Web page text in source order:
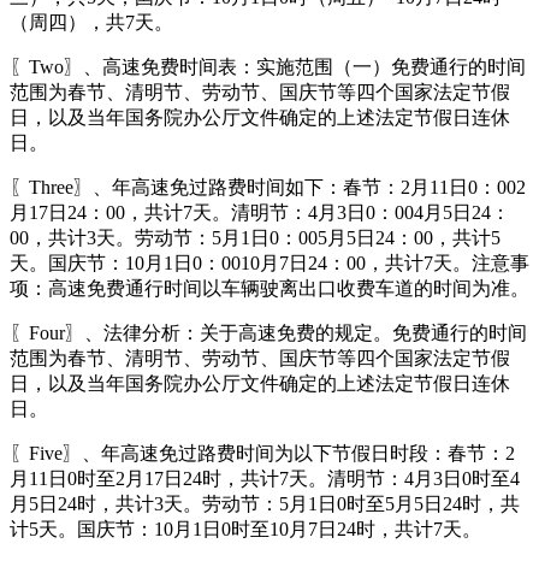
（周四），共7天。
〖Two〗、高速免费时间表：实施范围（一）免费通行的时间
范围为春节、清明节、劳动节、国庆节等四个国家法定节假
日，以及当年国务院办公厅文件确定的上述法定节假日连休
日。
〖Three〗、年高速免过路费时间如下：春节：2月11日0：002
月17日24：00，共计7天。清明节：4月3日0：004月5日24：
00，共计3天。劳动节：5月1日0：005月5日24：00，共计5
天。国庆节：10月1日0：0010月7日24：00，共计7天。注意事
项：高速免费通行时间以车辆驶离出口收费车道的时间为准。
〖Four〗、法律分析：关于高速免费的规定。免费通行的时间
范围为春节、清明节、劳动节、国庆节等四个国家法定节假
日，以及当年国务院办公厅文件确定的上述法定节假日连休
日。
〖Five〗、年高速免过路费时间为以下节假日时段：春节：2
月11日0时至2月17日24时，共计7天。清明节：4月3日0时至4
月5日24时，共计3天。劳动节：5月1日0时至5月5日24时，共
计5天。国庆节：10月1日0时至10月7日24时，共计7天。